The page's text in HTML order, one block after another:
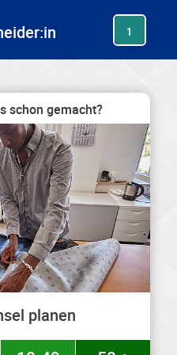
1
schon gemacht?
planen